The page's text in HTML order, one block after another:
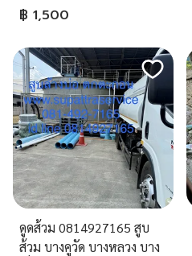
฿ 1,500
ดูดส้วม 0814927165 สูบ
ส้วม บางคูวัด บางหลวง บาง